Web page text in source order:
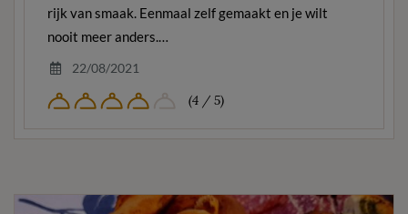
rijk van smaak. Eenmaal zelf gemaakt en je wilt
nooit meer anders.…
22/08/2021
(4 / 5)